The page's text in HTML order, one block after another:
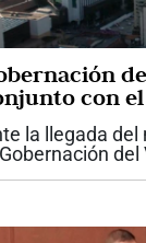
con
la llegada del
Gobernación
disposición